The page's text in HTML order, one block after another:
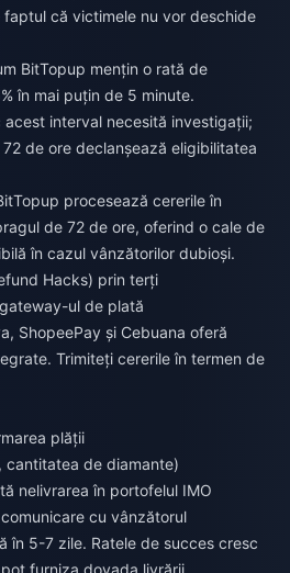
că victimele nu vor deschide
BitTopup mențin o rată de
în mai puțin de 5 minute.
interval necesită investigații;
de ore declanșează eligibilitatea
procesează cererile în
de 72 de ore, oferind o cale de
în cazul vânzătorilor dubioși.
Hacks) prin terți
ul de plată
ShopeePay și Cebuana oferă
Trimiteți cererile în termen de
plății
cantitatea de diamante)
nelivrarea în portofelul IMO
cu vânzătorul
în 5-7 zile. Ratele de succes cresc
furniza dovada livrării.